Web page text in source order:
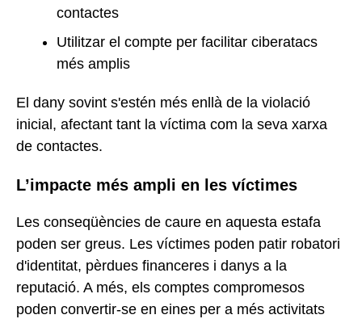
contactes
Utilitzar el compte per facilitar ciberatacs
més amplis
El dany sovint s'estén més enllà de la violació
inicial, afectant tant la víctima com la seva xarxa
de contactes.
L’impacte més ampli en les víctimes
Les conseqüències de caure en aquesta estafa
poden ser greus. Les víctimes poden patir robatori
d'identitat, pèrdues financeres i danys a la
reputació. A més, els comptes compromesos
poden convertir-se en eines per a més activitats